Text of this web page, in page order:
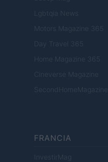
Lgbtqia News
Motors Magazine 365
Day Travel 365
Home Magazine 365
Cineverse Magazine
SecondHomeMagazine
FRANCIA
InvestirMag